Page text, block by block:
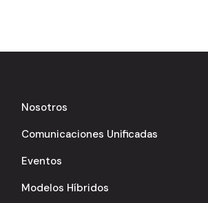
Nosotros
Comunicaciones Unificadas
Eventos
Modelos Híbridos